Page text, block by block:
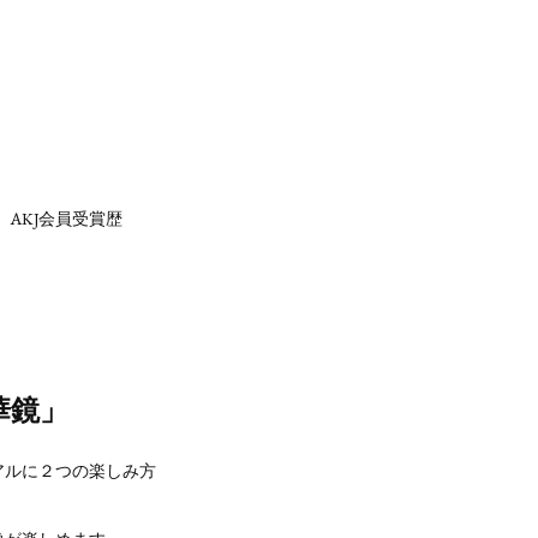
AKJ会員受賞歴
」
に２つの楽しみ方